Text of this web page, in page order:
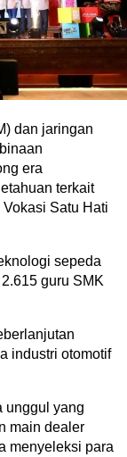
dan jaringan
era
terkait
Satu Hati
sepeda
guru SMK
industri otomotif
unggul yang
main dealer
menyeleksi para